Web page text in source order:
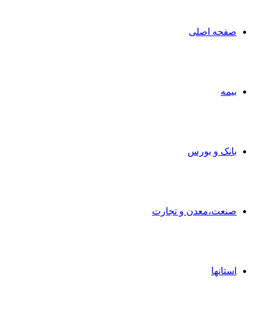
صفحه اصلی
بیمه
بانک و بورس
صنعت،معدن و تجارت
استانها